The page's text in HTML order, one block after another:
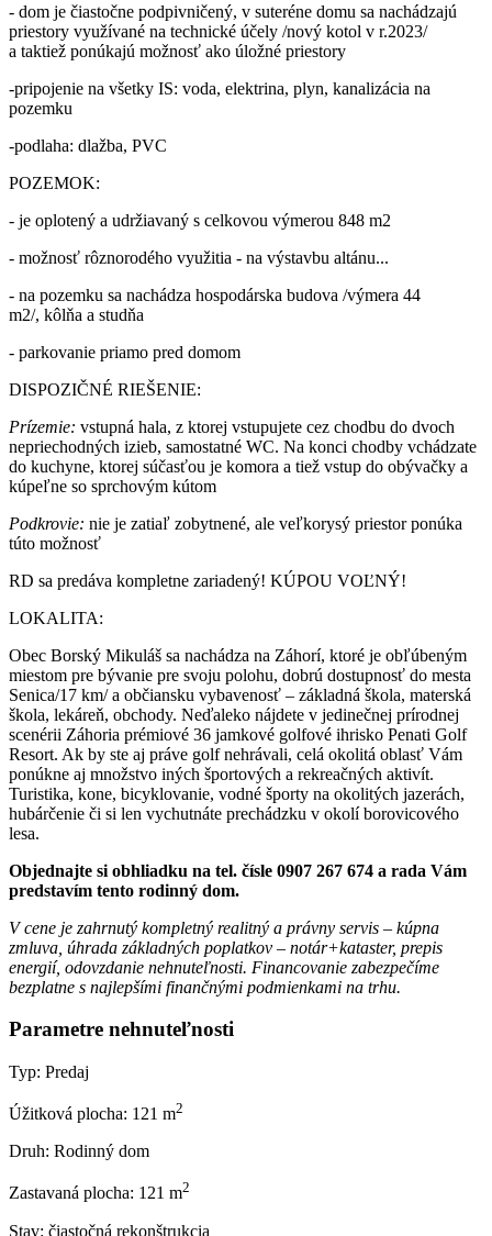
- dom je čiastočne podpivničený, v suteréne domu sa nachádzajú
priestory využívané na technické účely /nový kotol v r.2023/
a taktiež ponúkajú možnosť ako úložné priestory
-pripojenie na všetky IS: voda, elektrina, plyn, kanalizácia na
pozemku
-podlaha: dlažba, PVC
POZEMOK:
- je oplotený a udržiavaný s celkovou výmerou 848 m2
- možnosť rôznorodého využitia - na výstavbu altánu...
- na pozemku sa nachádza hospodárska budova /výmera 44
m2/, kôlňa a studňa
- parkovanie priamo pred domom
DISPOZIČNÉ RIEŠENIE:
Prízemie: vstupná hala, z ktorej vstupujete cez chodbu do dvoch
nepriechodných izieb, samostatné WC. Na konci chodby vchádzate
do kuchyne, ktorej súčasťou je komora a tiež vstup do obývačky a
kúpeľne so sprchovým kútom
Podkrovie: nie je zatiaľ zobytnené, ale veľkorysý priestor ponúka
túto možnosť
RD sa predáva kompletne zariadený! KÚPOU VOĽNÝ!
LOKALITA:
Obec Borský Mikuláš sa nachádza na Záhorí, ktoré je obľúbeným
miestom pre bývanie pre svoju polohu, dobrú dostupnosť do mesta
Senica/17 km/ a občiansku vybavenosť – základná škola, materská
škola, lekáreň, obchody. Neďaleko nájdete v jedinečnej prírodnej
scenérii Záhoria prémiové 36 jamkové golfové ihrisko Penati Golf
Resort. Ak by ste aj práve golf nehrávali, celá okolitá oblasť Vám
ponúkne aj množstvo iných športových a rekreačných aktivít.
Turistika, kone, bicyklovanie, vodné športy na okolitých jazerách,
hubárčenie či si len vychutnáte prechádzku v okolí borovicového
lesa.
Objednajte si obhliadku na tel. čísle 0907 267 674 a rada Vám
predstavím tento rodinný dom.
V cene je zahrnutý kompletný realitný a právny servis – kúpna
zmluva, úhrada základných poplatkov – notár+kataster, prepis
energií, odovzdanie nehnuteľnosti. Financovanie zabezpečíme
bezplatne s najlepšími finančnými podmienkami na trhu.
Parametre nehnuteľnosti
Typ: Predaj
Úžitková plocha: 121 m2
Druh: Rodinný dom
Zastavaná plocha: 121 m2
Stav: čiastočná rekonštrukcia